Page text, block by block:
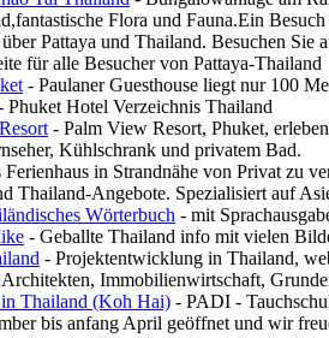
Flora und Fauna.Ein
Pattaya und Thailand. Besuchen Sie
für alle Besucher von Pattaya-Thailand
- Paulaner Guesthouse liegt nur 100
Phuket Hotel Verzeichnis Thailand
- Palm View Resort, Phuket,
Kühlschrank und privatem Bad.
Ferienhaus in Strandnähe von Privat zu
Thailand-Angebote. Spezialisiert auf
Wörterbuch - mit
- Geballte Thailand info mit vielen
- Projektentwicklung in Thailand,
Architekten, Immobilienwirtschaft,
Thailand (Koh Hai) - PADI -
bis anfang April geöffnet und wir